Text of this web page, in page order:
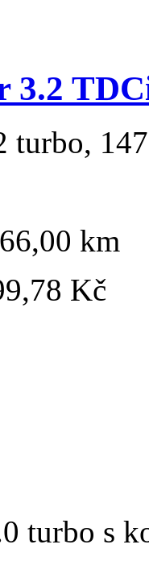
3.2
turbo,
km
Kč
turbo s